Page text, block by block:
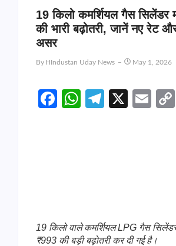
19 किलो कमर्शियल गैस सिलेंडर
की भारी बढ़ोतरी, जानें नए रेट
असर
By HIndustan Uday News May 1, 2026
Facebook
WhatsApp
Telegram
X
19 किलो वाले कमर्शियल LPG गैस
₹993 की बड़ी बढ़ोतरी कर दी गई है।